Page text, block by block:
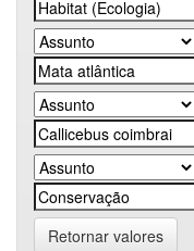
Retornar valores